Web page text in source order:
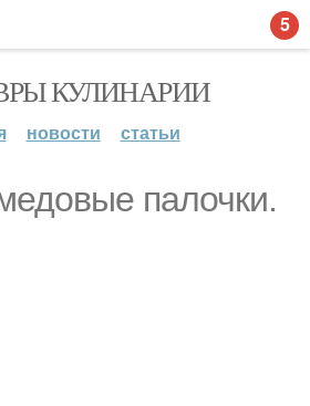
КУЛИНАРИИ
новости статьи
палочки.
5